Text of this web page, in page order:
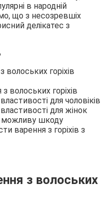
в народній
що з несозревшіх
делікатес з
волоських горіхів
волоських горіхів
властивості для чоловіків
властивості для жінок
можливу шкоду
варення з горіхів з
з волоських